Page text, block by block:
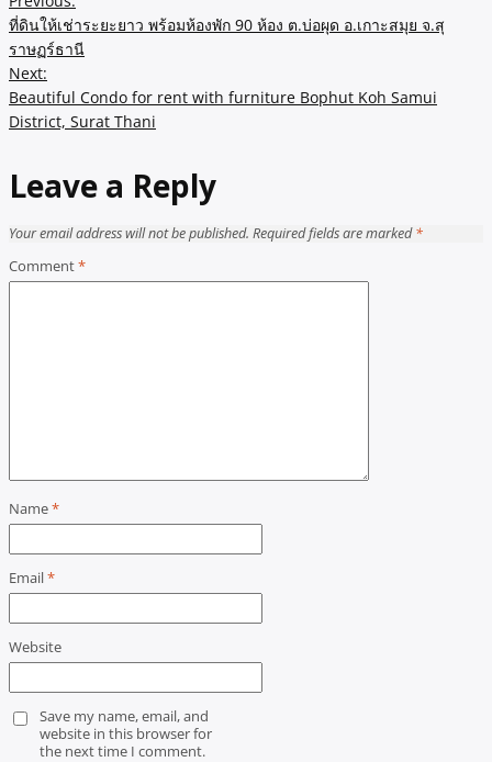
navigation
ที่ดินให้เช่าระยะยาว พร้อมห้องพัก 90 ห้อง ต.บ่อผุด อ.เกาะสมุย จ.สุ
ราษฏร์ธานี
Next:
Beautiful Condo for rent with furniture Bophut Koh Samui
District, Surat Thani
Leave a Reply
Your email address will not be published. Required fields are marked*
Comment*
Name*
Email*
Website
Save my name, email, and
website in this browser for
the next time I comment.